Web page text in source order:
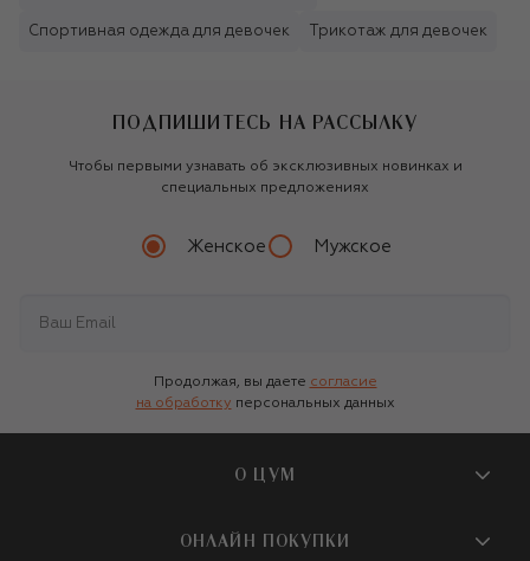
Спортивная одежда для девочек Трикотаж для девочек
ПОДПИШИТЕСЬ НА РАССЫЛКУ
Чтобы первыми узнавать об эксклюзивных новинках и
специальных предложениях
Женское Мужское
Продолжая, вы даете согласие
на обработку персональных данных
О ЦУМ
О магазине
ОНЛАЙН ПОКУПКИ